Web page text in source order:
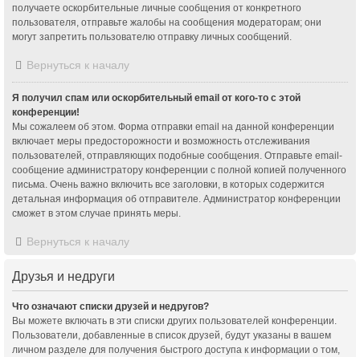
получаете оскорбительные личные сообщения от конкретного
пользователя, отправьте жалобы на сообщения модераторам; они
могут запретить пользователю отправку личных сообщений.
Вернуться к началу
Я получил спам или оскорбительный email от кого-то с этой
конференции!
Мы сожалеем об этом. Форма отправки email на данной конференции
включает меры предосторожности и возможность отслеживания
пользователей, отправляющих подобные сообщения. Отправьте email-
сообщение администратору конференции с полной копией полученного
письма. Очень важно включить все заголовки, в которых содержится
детальная информация об отправителе. Администратор конференции
сможет в этом случае принять меры.
Вернуться к началу
Друзья и недруги
Что означают списки друзей и недругов?
Вы можете включать в эти списки других пользователей конференции.
Пользователи, добавленные в список друзей, будут указаны в вашем
личном разделе для получения быстрого доступа к информации о том,